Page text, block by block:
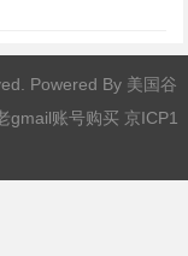
Powered By 美国谷
gmail账号购买 京ICP1